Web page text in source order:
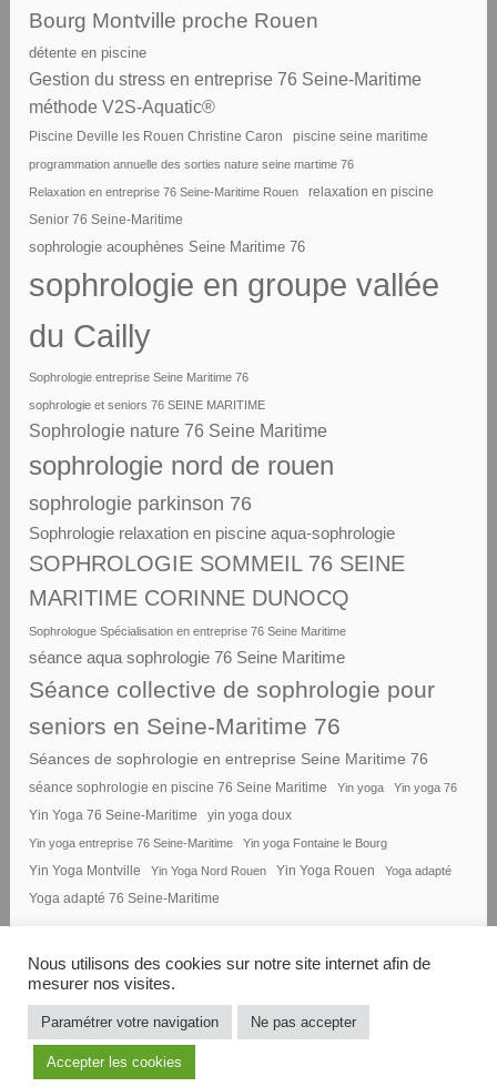
Bourg Montville proche Rouen
détente en piscine
Gestion du stress en entreprise 76 Seine-Maritime
méthode V2S-Aquatic®
Piscine Deville les Rouen Christine Caron piscine seine maritime
programmation annuelle des sorties nature seine martime 76
Relaxation en entreprise 76 Seine-Maritime Rouen relaxation en piscine
Senior 76 Seine-Maritime
sophrologie acouphènes Seine Maritime 76
sophrologie en groupe vallée
du Cailly
Sophrologie entreprise Seine Maritime 76
sophrologie et seniors 76 SEINE MARITIME
Sophrologie nature 76 Seine Maritime
sophrologie nord de rouen
sophrologie parkinson 76
Sophrologie relaxation en piscine aqua-sophrologie
SOPHROLOGIE SOMMEIL 76 SEINE
MARITIME CORINNE DUNOCQ
Sophrologue Spécialisation en entreprise 76 Seine Maritime
séance aqua sophrologie 76 Seine Maritime
Séance collective de sophrologie pour
seniors en Seine-Maritime 76
Séances de sophrologie en entreprise Seine Maritime 76
séance sophrologie en piscine 76 Seine Maritime Yin yoga Yin yoga 76
Yin Yoga 76 Seine-Maritime yin yoga doux
Yin yoga entreprise 76 Seine-Maritime Yin yoga Fontaine le Bourg
Yin Yoga Montville Yin Yoga Nord Rouen Yin Yoga Rouen Yoga adapté
Yoga adapté 76 Seine-Maritime
FIÈREMENT PROPULSÉ PAR
WORDPRESS
| THÈME : DARA PAR
AUTOMATTIC
Nous utilisons des cookies sur notre site internet afin de
mesurer nos visites.
Paramétrer votre navigation Ne pas accepter
Accepter les cookies